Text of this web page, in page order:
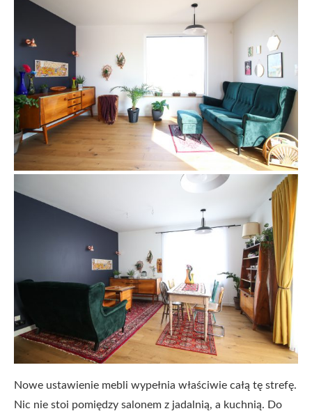
Nowe ustawienie mebli wypełnia właściwie całą tę strefę.
Nic nie stoi pomiędzy salonem z jadalnią, a kuchnią. Do